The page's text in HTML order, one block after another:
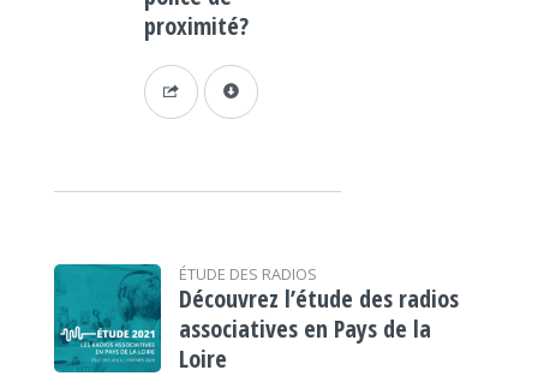
proximité?
ÉTUDE DES RADIOS
Découvrez l’étude des radios
associatives en Pays de la
Loire